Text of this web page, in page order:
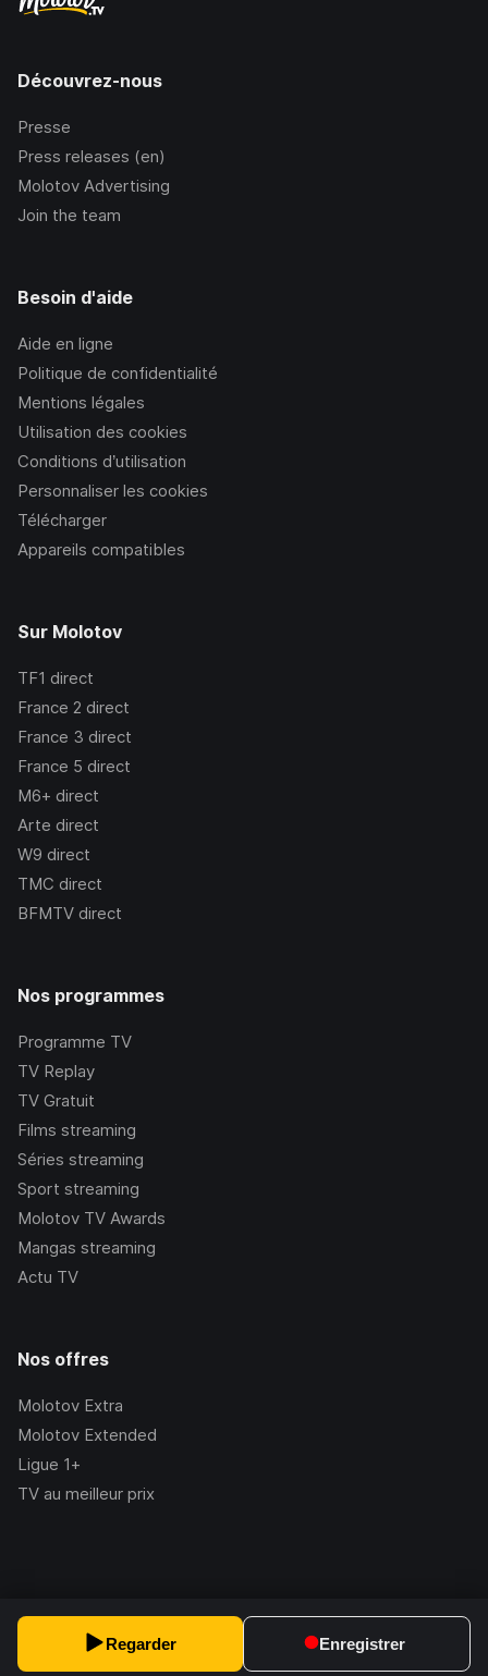
Regarder Enregistrer
Découvrez-nous
Presse
Press releases (en)
Molotov Advertising
Join the team
Besoin d'aide
Aide en ligne
Politique de confidentialité
Mentions légales
Utilisation des cookies
Conditions d’utilisation
Personnaliser les cookies
Télécharger
Appareils compatibles
Sur Molotov
TF1 direct
France 2 direct
France 3 direct
France 5 direct
M6+ direct
Arte direct
W9 direct
TMC direct
BFMTV direct
Nos programmes
Programme TV
TV Replay
TV Gratuit
Films streaming
Séries streaming
Sport streaming
Molotov TV Awards
Mangas streaming
Actu TV
Nos offres
Molotov Extra
Molotov Extended
Ligue 1+
TV au meilleur prix
2.228.1